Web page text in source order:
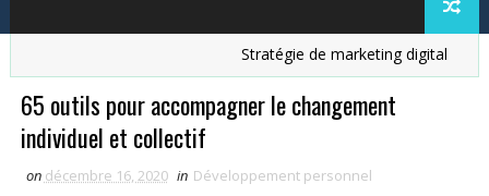
Stratégie de marketing digital
65 outils pour accompagner le changement
individuel et collectif
on décembre 16, 2020 in Développement personnel